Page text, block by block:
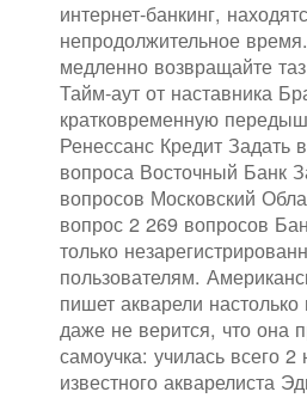
интернет-банкинг,
непродолжительное
медленно возвращайте
Тайм-аут от наставника
кратковременную
Ренессанс Кредит Задать
вопроса Восточный Банк
вопросов Московский
вопрос 2 269 вопросов
только
пользователям.
пишет акварели настолько
даже не верится, что она
самоучка: училась всего 2
известного акварелиста